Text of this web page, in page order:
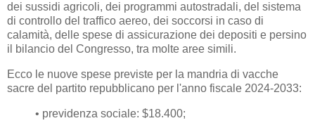
dei sussidi agricoli, dei programmi autostradali, del sistema
di controllo del traffico aereo, dei soccorsi in caso di
calamità, delle spese di assicurazione dei depositi e persino
il bilancio del Congresso, tra molte aree simili.
Ecco le nuove spese previste per la mandria di vacche
sacre del partito repubblicano per l'anno fiscale 2024-2033:
• previdenza sociale: $18.400;